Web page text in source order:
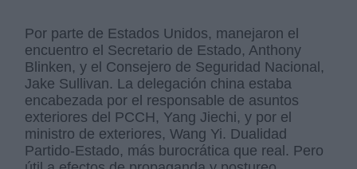
Por parte de Estados Unidos, manejaron el
encuentro el Secretario de Estado, Anthony
Blinken, y el Consejero de Seguridad Nacional,
Jake Sullivan. La delegación china estaba
encabezada por el responsable de asuntos
exteriores del PCCH, Yang Jiechi, y por el
ministro de exteriores, Wang Yi. Dualidad
Partido-Estado, más burocrática que real. Pero